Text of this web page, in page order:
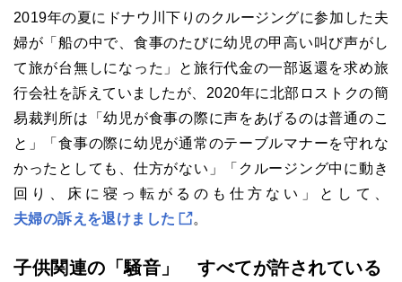
2019年の夏にドナウ川下りのクルージングに参加した夫
婦が「船の中で、食事のたびに幼児の甲高い叫び声がし
て旅が台無しになった」と旅行代金の一部返還を求め旅
行会社を訴えていましたが、2020年に北部ロストクの簡
易裁判所は「幼児が食事の際に声をあげるのは普通のこ
と」「食事の際に幼児が通常のテーブルマナーを守れな
かったとしても、仕方がない」「クルージング中に動き
回り、床に寝っ転がるのも仕方ない」として、
夫婦の訴えを退けました
。
子供関連の「騒音」 すべてが許されている